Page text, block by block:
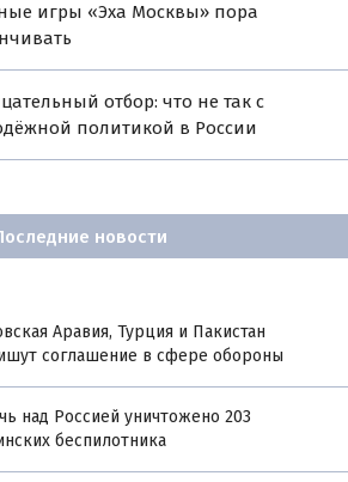
игры «Эха Москвы» пора
отбор: что не так с
политикой в России
новости
Аравия, Турция и Пакистан
соглашение в сфере обороны
над Россией уничтожено 203
беспилотника